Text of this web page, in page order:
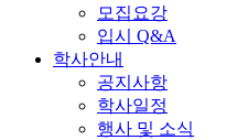
모집요강
입시 Q&A
학사안내
공지사항
학사일정
행사 및 소식